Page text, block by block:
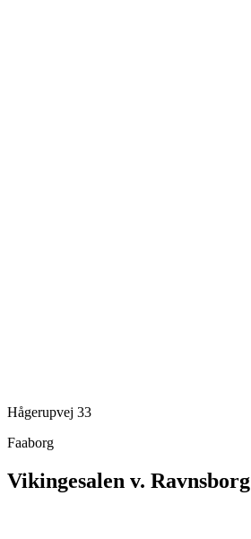
Hågerupvej 33
Faaborg
Vikingesalen v. Ravnsborg